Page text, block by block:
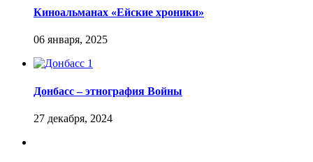
Киноальманах «Ейские хроники»
Донбасс – этнография Войны